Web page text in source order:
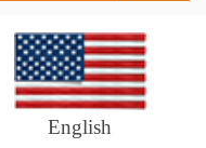
English